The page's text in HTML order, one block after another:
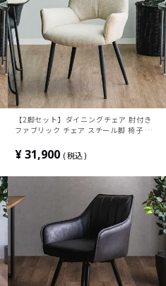
【2脚セット】ダイニングチェア 肘付き
ファブリック チェア スチール脚 椅子 リ
モダン ベージュ グレー ブラック ブラウ
ン 完成品
¥31,900 税込